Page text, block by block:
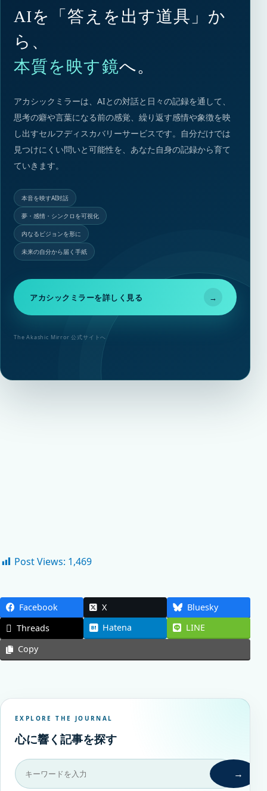
AIを「答えを出す道具」か
ら、
本質を映す鏡へ。
アカシックミラーは、AIとの対話と日々の記録を通して、
思考の癖や言葉になる前の感覚、繰り返す感情や象徴を映
し出すセルフディスカバリーサービスです。自分だけでは
見つけにくい問いと可能性を、あなた自身の記録から育て
ていきます。
本音を映すAI対話
夢・感情・シンクロを可視化
内なるビジョンを形に
未来の自分から届く手紙
アカシックミラーを詳しく見る →
The Akashic Mirror 公式サイトへ
Post Views: 1,469
Facebook X
Bluesky
Threads
Hatena
LINE
Copy
EXPLORE THE JOURNAL
心に響く記事を探す
→